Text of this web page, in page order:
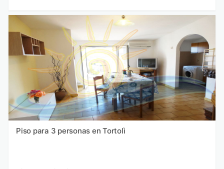
Piso para 3 personas en Tortolì